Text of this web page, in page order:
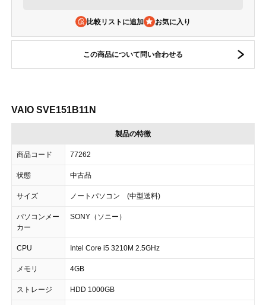
比較リストに追加
この商品について問い合わせる
VAIO SVE151B11N
製品の特徴
商品コード 77262
状態 中古品
サイズ ノートパソコン (中型送料)
パソコンメー
カー
SONY（ソニー）
CPU Intel Core i5 3210M 2.5GHz
メモリ 4GB
ストレージ HDD 1000GB